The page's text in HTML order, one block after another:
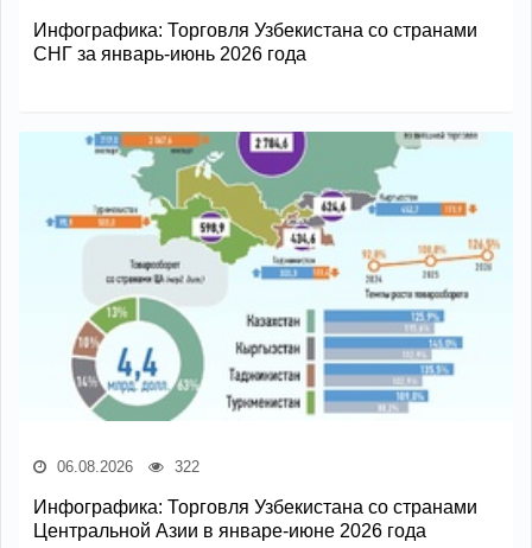
Инфографика: Торговля Узбекистана со странами
СНГ за январь-июнь 2026 года
06.08.2026 322
Инфографика: Торговля Узбекистана со странами
Центральной Азии в январе-июне 2026 года